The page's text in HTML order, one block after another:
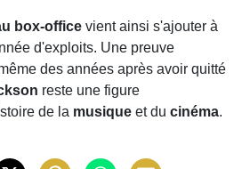
box-office vient ainsi s'ajouter à
d'exploits. Une preuve
des années après avoir quitté
reste une figure
de la musique et du cinéma.